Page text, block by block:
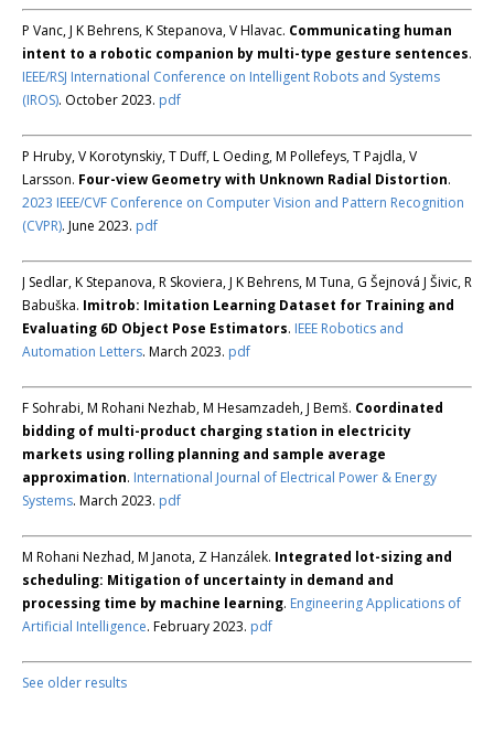
P Vanc, J K Behrens, K Stepanova, V Hlavac. Communicating human
intent to a robotic companion by multi-type gesture sentences.
IEEE/RSJ International Conference on Intelligent Robots and Systems
(IROS). October 2023. pdf
P Hruby, V Korotynskiy, T Duff, L Oeding, M Pollefeys, T Pajdla, V
Larsson. Four-view Geometry with Unknown Radial Distortion.
2023 IEEE/CVF Conference on Computer Vision and Pattern Recognition
(CVPR). June 2023. pdf
J Sedlar, K Stepanova, R Skoviera, J K Behrens, M Tuna, G Šejnová J Šivic, R
Babuška. Imitrob: Imitation Learning Dataset for Training and
Evaluating 6D Object Pose Estimators. IEEE Robotics and
Automation Letters. March 2023. pdf
F Sohrabi, M Rohani Nezhab, M Hesamzadeh, J Bemš. Coordinated
bidding of multi-product charging station in electricity
markets using rolling planning and sample average
approximation. International Journal of Electrical Power & Energy
Systems. March 2023. pdf
M Rohani Nezhad, M Janota, Z Hanzálek. Integrated lot-sizing and
scheduling: Mitigation of uncertainty in demand and
processing time by machine learning. Engineering Applications of
Artificial Intelligence. February 2023. pdf
See older results